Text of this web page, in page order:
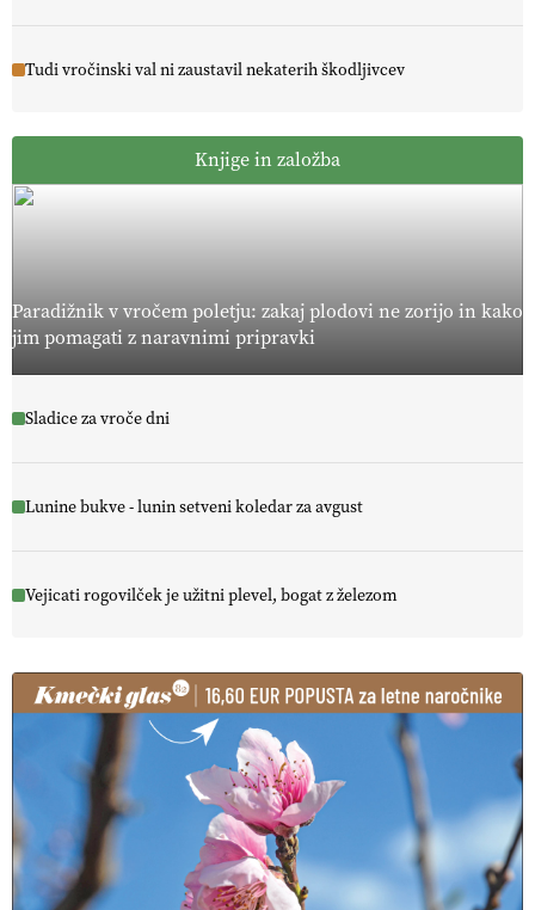
Tudi vročinski val ni zaustavil nekaterih škodljivcev
Knjige in založba
Paradižnik v vročem poletju: zakaj plodovi ne zorijo in kako
jim pomagati z naravnimi pripravki
Sladice za vroče dni
Lunine bukve - lunin setveni koledar za avgust
Vejicati rogovilček je užitni plevel, bogat z železom